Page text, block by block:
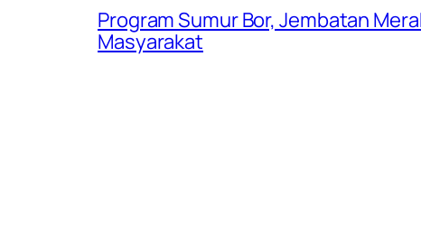
Program Sumur Bor, Jembatan
Masyarakat